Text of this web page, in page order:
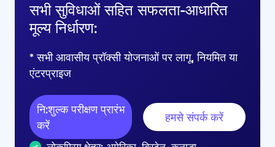
सभी सुविधाओं सहित सफलता-आधारित
मूल्य निर्धारण:
* सभी आवासीय प्रॉक्सी योजनाओं पर लागू, नियमित या
एंटरप्राइज
नि:शुल्क परीक्षण प्रारंभ
करें
हमसे संपर्क करें